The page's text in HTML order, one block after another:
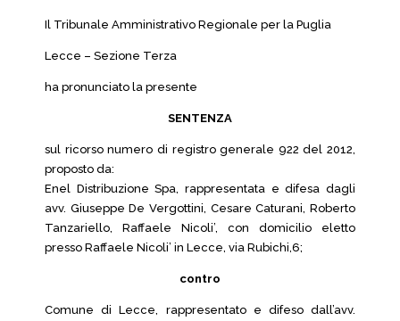
Il Tribunale Amministrativo Regionale per la Puglia
Lecce – Sezione Terza
ha pronunciato la presente
SENTENZA
sul ricorso numero di registro generale 922 del 2012,
proposto da:
Enel Distribuzione Spa, rappresentata e difesa dagli
avv. Giuseppe De Vergottini, Cesare Caturani, Roberto
Tanzariello, Raffaele Nicoli’, con domicilio eletto
presso Raffaele Nicoli’ in Lecce, via Rubichi,6;
contro
Comune di Lecce, rappresentato e difeso dall’avv.